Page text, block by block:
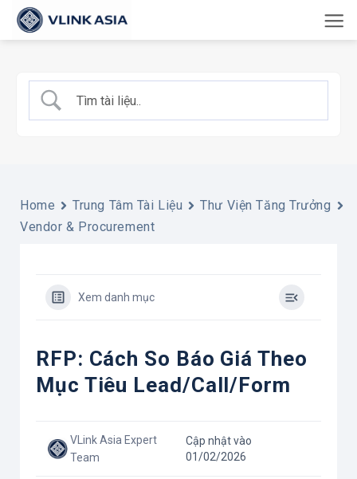
qua
dung
Home Trung Tâm Tài Liệu
Thư Viện Tăng Trưởng
Vendor & Procurement
Xem danh mục
RFP: Cách So Báo Giá Theo
Mục Tiêu Lead/call/form
VLink Asia Expert
Team
Cập nhật vào
01/02/2026